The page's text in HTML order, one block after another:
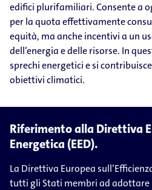
edifici plurifamiliari. Consente a
per la quota effettivamente
equità, ma anche incentivi a un
dell’energia e delle risorse. In
sprechi energetici e si
obiettivi climatici.
Riferimento alla Direttiva
Energetica (EED).
La Direttiva Europea
tutti gli Stati membri ad